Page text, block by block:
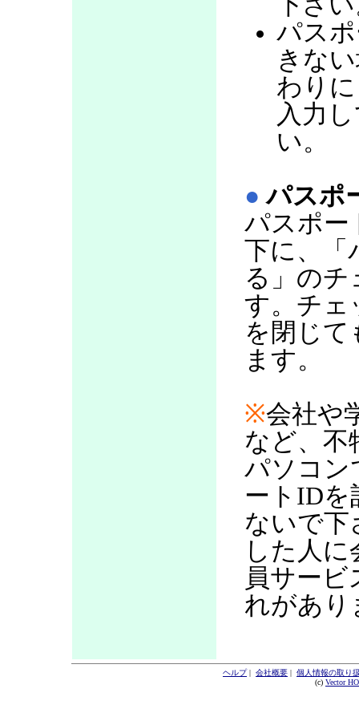
パス
きな
わり
入力
い。
● パスポ
パスポー
下に、「
る」の
す。チェ
を閉じて
ます。
※会社や
など、不
パソコン
ートIDを
ないで下
した人
員サー
れがあり
ヘルプ| 会社概要 | 個人情報の取り
(c) Vector